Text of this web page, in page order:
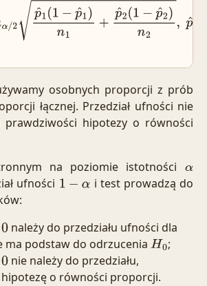
1 − p^1 1+ p^ −p ^2 ,p ^1
osobnych proporcji z prób
łącznej. Przedział ufności nie
prawdziwości hipotezy o równości
na poziomie istotności α
ufności 1−α
i test prowadzą do
0należy do przedziału ufności dla
ma podstaw do odrzuceniaH0 ;
0nie należy do przedziału,
o równości proporcji.